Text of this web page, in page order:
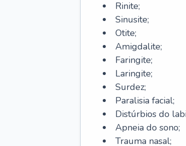
Rinite;
Sinusite;
Otite;
Amigdalite;
Faringite;
Laringite;
Surdez;
Paralisia facial;
Distúrbios do
Apneia do sono;
Trauma nasal;